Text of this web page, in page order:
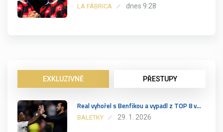
LA FÁBRICA dnes 9:28
EXKLUZIVNĚ PŘESTUPY
Real vyhořel s Benfikou a vypadl z TOP 8 v…
BALETKY 29. 1. 2026